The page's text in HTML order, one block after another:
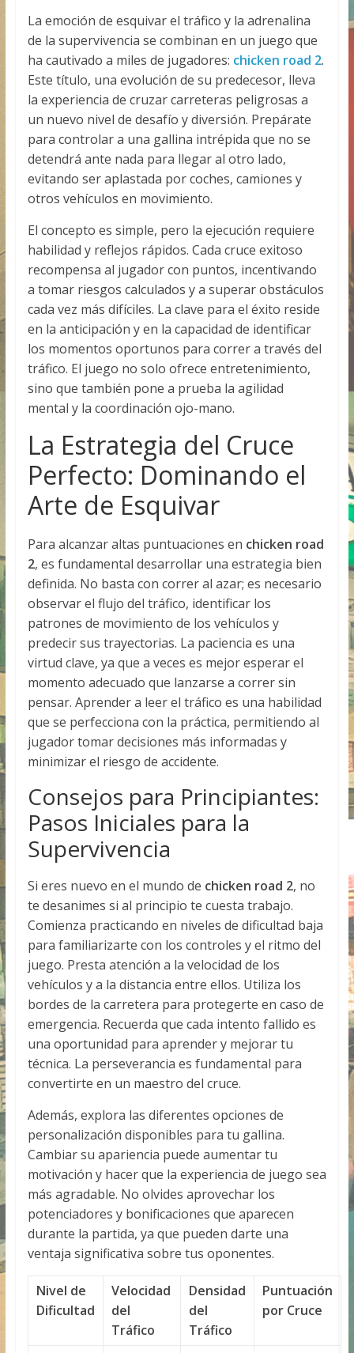
La emoción de esquivar el tráfico y la adrenalina
de la supervivencia se combinan en un juego que
ha cautivado a miles de jugadores: chicken road 2.
Este título, una evolución de su predecesor, lleva
la experiencia de cruzar carreteras peligrosas a
un nuevo nivel de desafío y diversión. Prepárate
para controlar a una gallina intrépida que no se
detendrá ante nada para llegar al otro lado,
evitando ser aplastada por coches, camiones y
otros vehículos en movimiento.
El concepto es simple, pero la ejecución requiere
habilidad y reflejos rápidos. Cada cruce exitoso
recompensa al jugador con puntos, incentivando
a tomar riesgos calculados y a superar obstáculos
cada vez más difíciles. La clave para el éxito reside
en la anticipación y en la capacidad de identificar
los momentos oportunos para correr a través del
tráfico. El juego no solo ofrece entretenimiento,
sino que también pone a prueba la agilidad
mental y la coordinación ojo-mano.
La Estrategia del Cruce
Perfecto: Dominando el
Arte de Esquivar
Para alcanzar altas puntuaciones en chicken road
2, es fundamental desarrollar una estrategia bien
definida. No basta con correr al azar; es necesario
observar el flujo del tráfico, identificar los
patrones de movimiento de los vehículos y
predecir sus trayectorias. La paciencia es una
virtud clave, ya que a veces es mejor esperar el
momento adecuado que lanzarse a correr sin
pensar. Aprender a leer el tráfico es una habilidad
que se perfecciona con la práctica, permitiendo al
jugador tomar decisiones más informadas y
minimizar el riesgo de accidente.
Consejos para Principiantes:
Pasos Iniciales para la
Supervivencia
Si eres nuevo en el mundo de chicken road 2, no
te desanimes si al principio te cuesta trabajo.
Comienza practicando en niveles de dificultad baja
para familiarizarte con los controles y el ritmo del
juego. Presta atención a la velocidad de los
vehículos y a la distancia entre ellos. Utiliza los
bordes de la carretera para protegerte en caso de
emergencia. Recuerda que cada intento fallido es
una oportunidad para aprender y mejorar tu
técnica. La perseverancia es fundamental para
convertirte en un maestro del cruce.
Además, explora las diferentes opciones de
personalización disponibles para tu gallina.
Cambiar su apariencia puede aumentar tu
motivación y hacer que la experiencia de juego sea
más agradable. No olvides aprovechar los
potenciadores y bonificaciones que aparecen
durante la partida, ya que pueden darte una
ventaja significativa sobre tus oponentes.
Nivel de
Dificultad
Velocidad
del
Tráfico
Densidad
del
Tráfico
Puntuación
por Cruce